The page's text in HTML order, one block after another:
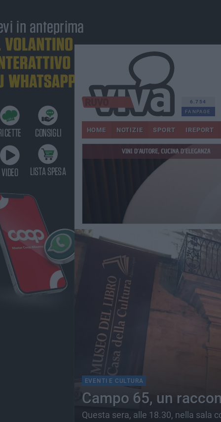
6.754
FANPAGE
HOME NOTIZIE SPORT IREPORT
EVENTI E CULTURA
Campo 65, un
Questa sera, alle 18.30, nella sala